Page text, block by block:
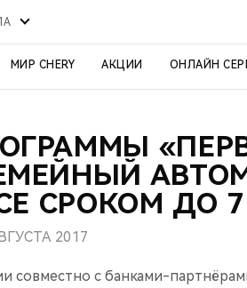
МИР CHERY АКЦИИ ОНЛАЙН
СРОКОМ ДО
2017
совместно с банками-